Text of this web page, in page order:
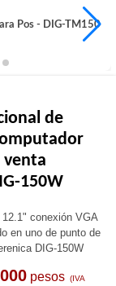
Pos - DIG-TM150
de
150W
conexión VGA
en uno de punto de
DIG-150W
pesos (IVA